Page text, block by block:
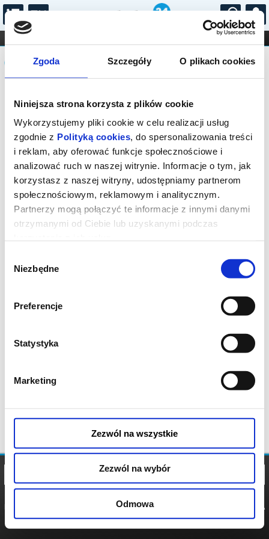
Zgoda Szczegóły O plikach cookies
Niniejsza strona korzysta z plików cookie
Wykorzystujemy pliki cookie w celu realizacji usług
zgodnie z Polityką cookies, do spersonalizowania treści
i reklam, aby oferować funkcje społecznościowe i
analizować ruch w naszej witrynie. Informacje o tym, jak
korzystasz z naszej witryny, udostępniamy partnerom
społecznościowym, reklamowym i analitycznym.
Partnerzy mogą połączyć te informacje z innymi danymi
otrzymanymi od Ciebie lub uzyskanymi podczas
zgody
Niezbędne
Preferencje
Statystyka
Marketing
Zezwól na wszystkie
Zezwól na wybór
Odmowa
...
FILHARMONIA OPERA I BALET
STAND-UP
DLA DZIECI
Komunikat
Brak dostępnych miejsc – wszystkie
bilety na to wydarzenie zostały
wyprzedane.
POLITYKA
POLITYKA